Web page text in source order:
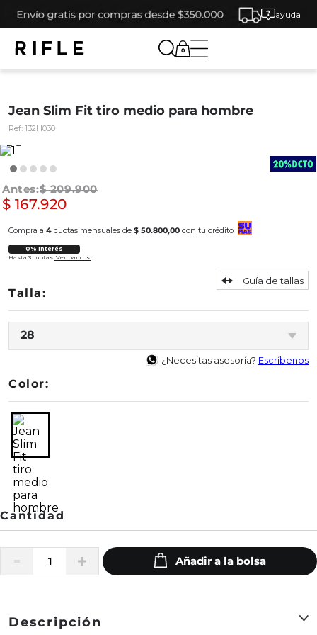
ayuda
0
Jean Slim Fit tiro medio para hombre
Ref: 132H030
$ 209.900
$ 167.920
Compra a 4 cuotas mensuales de $ 50.800,00 con tu crédito
0% Interés
Hasta 3 cuotas. Ver bancos.
28
Guía de tallas
¿Necesitas asesoría? Escríbenos
Color:
Descripción